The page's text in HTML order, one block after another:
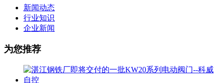
新闻动态
行业知识
企业新闻
为您推荐